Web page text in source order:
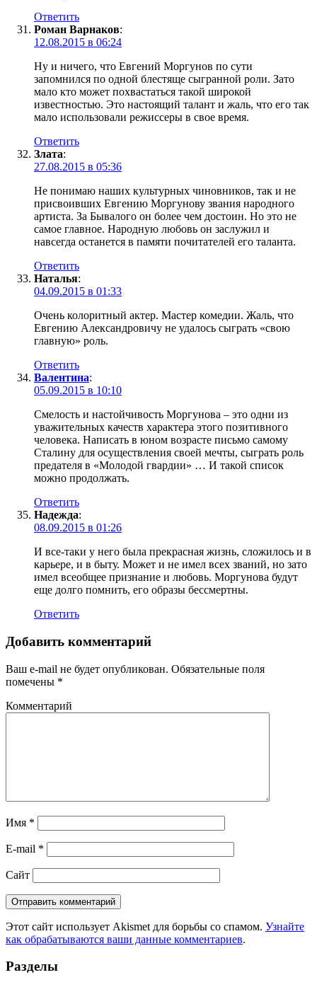
Ответить
Роман Варнаков:
12.08.2015 в 06:24
Ну и ничего, что Евгений Моргунов по сути
запомнился по одной блестяще сыгранной роли. Зато
мало кто может похвастаться такой широкой
известностью. Это настоящий талант и жаль, что его так
мало использовали режиссеры в свое время.
Ответить
Злата:
27.08.2015 в 05:36
Не понимаю наших культурных чиновников, так и не
присвоивших Евгению Моргунову звания народного
артиста. За Бывалого он более чем достоин. Но это не
самое главное. Народную любовь он заслужил и
навсегда останется в памяти почитателей его таланта.
Ответить
Наталья:
04.09.2015 в 01:33
Очень колоритный актер. Мастер комедии. Жаль, что
Евгению Александровичу не удалось сыграть «свою
главную» роль.
Ответить
Валентина:
05.09.2015 в 10:10
Смелость и настойчивость Моргунова – это одни из
уважительных качеств характера этого позитивного
человека. Написать в юном возрасте письмо самому
Сталину для осуществления своей мечты, сыграть роль
предателя в «Молодой гвардии» … И такой список
можно продолжать.
Ответить
Надежда:
08.09.2015 в 01:26
И все-таки у него была прекрасная жизнь, сложилось и в
карьере, и в быту. Может и не имел всех званий, но зато
имел всеобщее признание и любовь. Моргунова будут
еще долго помнить, его образы бессмертны.
Ответить
Добавить комментарий
Ваш e-mail не будет опубликован. Обязательные поля
помечены *
Комментарий
Имя *
E-mail *
Сайт
Этот сайт использует Akismet для борьбы со спамом. Узнайте
как обрабатываются ваши данные комментариев.
Разделы